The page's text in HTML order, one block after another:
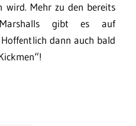
wird. Mehr zu den bereits
Marshalls gibt es auf
dann auch bald